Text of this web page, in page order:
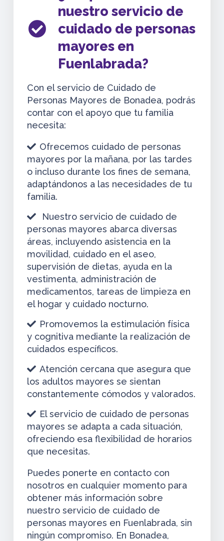
nuestro servicio de
cuidado de personas
mayores en
Fuenlabrada?
Con el servicio de Cuidado de
Personas Mayores de Bonadea, podrás
contar con el apoyo que tu familia
necesita:
Ofrecemos cuidado de personas
mayores por la mañana, por las tardes
o incluso durante los fines de semana,
adaptándonos a las necesidades de tu
familia.
Nuestro servicio de cuidado de
personas mayores abarca diversas
áreas, incluyendo asistencia en la
movilidad, cuidado en el aseo,
supervisión de dietas, ayuda en la
vestimenta, administración de
medicamentos, tareas de limpieza en
el hogar y cuidado nocturno.
Promovemos la estimulación física
y cognitiva mediante la realización de
cuidados específicos.
Atención cercana que asegura que
los adultos mayores se sientan
constantemente cómodos y valorados.
El servicio de cuidado de personas
mayores se adapta a cada situación,
ofreciendo esa flexibilidad de horarios
que necesitas.
Puedes ponerte en contacto con
nosotros en cualquier momento para
obtener más información sobre
nuestro servicio de cuidado de
personas mayores en Fuenlabrada, sin
ningún compromiso. En Bonadea,